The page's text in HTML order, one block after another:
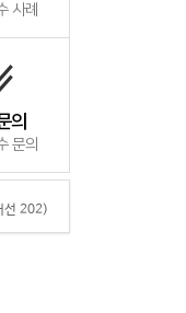
사례
의
문의
선 202)